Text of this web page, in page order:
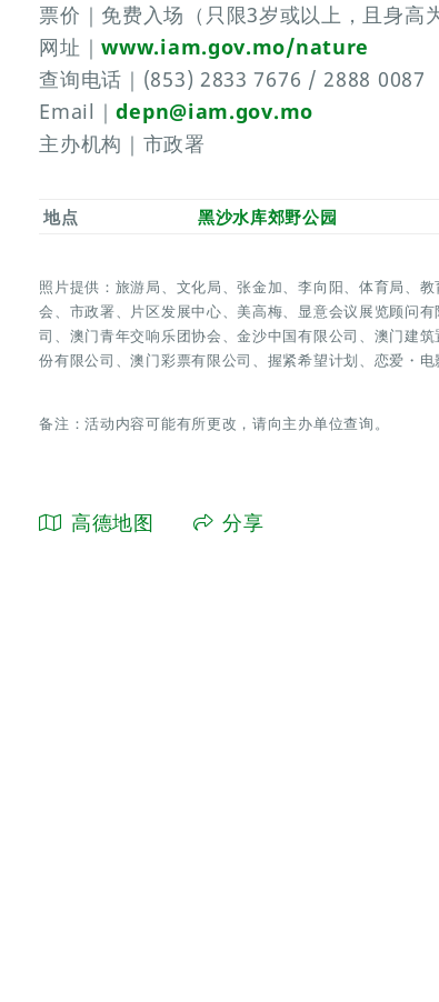
票价｜免费入场（只限3岁或以上，且身高
网址｜www.iam.gov.mo/nature
查询电话｜(853) 2833 7676 / 2888 0087
Email｜depn@iam.gov.mo
主办机构｜市政署
地点 黑沙水库郊野公园
照片提供：旅游局、文化局、张金加、李向阳、体育局、
会、市政署、片区发展中心、美高梅、显意会议展览顾问
司、澳门青年交响乐团协会、金沙中国有限公司、澳门建
份有限公司、澳门彩票有限公司、握紧希望计划、恋爱・
备注：活动内容可能有所更改，请向主办单位查询。
高德地图 分享